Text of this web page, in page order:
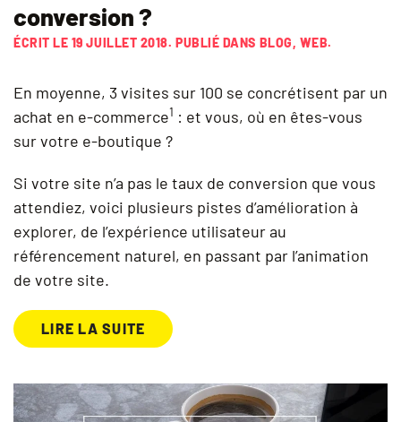
conversion ?
ÉCRIT LE 19 JUILLET 2018. PUBLIÉ DANS BLOG, WEB.
En moyenne, 3 visites sur 100 se concrétisent par un
achat en e-commerce1 : et vous, où en êtes-vous
sur votre e-boutique ?
Si votre site n’a pas le taux de conversion que vous
attendiez, voici plusieurs pistes d’amélioration à
explorer, de l’expérience utilisateur au
référencement naturel, en passant par l’animation
de votre site.
LIRE LA SUITE